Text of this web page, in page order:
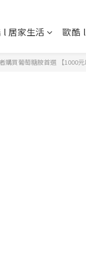
l 居家生活 歐酷
購買葡萄糖胺首選 【1000